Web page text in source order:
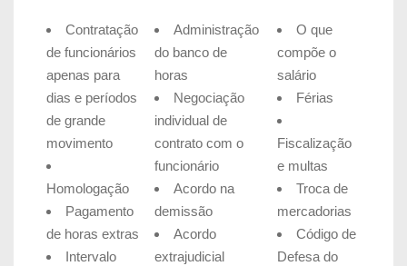
Contratação
de funcionários
apenas para
dias e períodos
de grande
movimento
Homologação
Pagamento
de horas extras
Intervalo
Administração
do banco de
horas
Negociação
individual de
contrato com o
funcionário
Acordo na
demissão
Acordo
extrajudicial
O que
compõe o
salário
Férias
Fiscalização
e multas
Troca de
mercadorias
Código de
Defesa do